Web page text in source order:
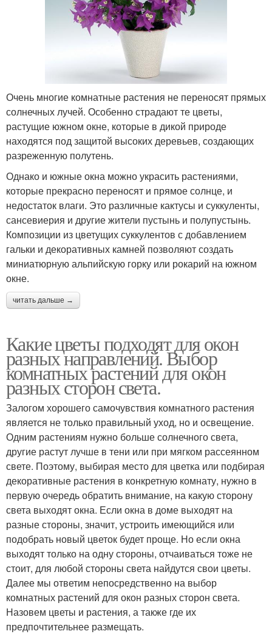
Очень многие комнатные растения не переносят прямых
солнечных лучей. Особенно страдают те цветы,
растущие южном окне, которые в дикой природе
находятся под защитой высоких деревьев, создающих
разреженную полутень.
Однако и южные окна можно украсить растениями,
которые прекрасно переносят и прямое солнце, и
недостаток влаги. Это различные кактусы и суккуленты,
сансевиерия и другие жители пустынь и полупустынь.
Композиции из цветущих суккулентов с добавлением
гальки и декоративных камней позволяют создать
миниатюрную альпийскую горку или рокарий на южном
окне.
читать дальше →
Какие цветы подходят для окон
разных направлений. Выбор
комнатных растений для окон
разных сторон света.
Залогом хорошего самочувствия комнатного растения
является не только правильный уход, но и освещение.
Одним растениям нужно больше солнечного света,
другие растут лучше в тени или при мягком рассеянном
свете. Поэтому, выбирая место для цветка или подбирая
декоративные растения в конкретную комнату, нужно в
первую очередь обратить внимание, на какую сторону
света выходят окна. Если окна в доме выходят на
разные стороны, значит, устроить имеющийся или
подобрать новый цветок будет проще. Но если окна
выходят только на одну стороны, отчаиваться тоже не
стоит, для любой стороны света найдутся свои цветы.
Далее мы ответим непосредственно на выбор
комнатных растений для окон разных сторон света.
Назовем цветы и растения, а также где их
предпочтительнее размещать.